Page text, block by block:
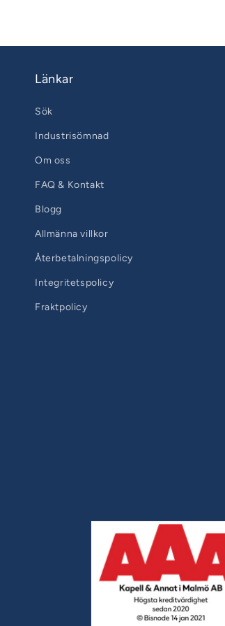
Länkar
Sök
Industrisömnad
Om oss
FAQ & Kontakt
Blogg
Allmänna villkor
Återbetalningspolicy
Integritetspolicy
Fraktpolicy